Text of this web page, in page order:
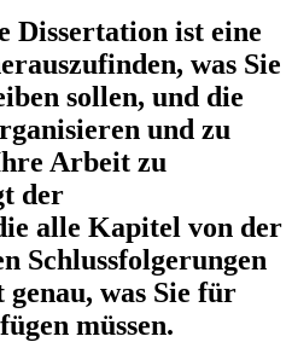
Dissertation ist eine
was Sie
sollen, und die
und zu
Arbeit zu
der
alle Kapitel von der
Schlussfolgerungen
was Sie für
müssen.